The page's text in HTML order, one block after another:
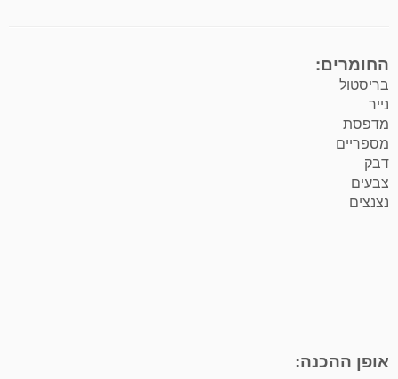
החומרים:
בריסטול
נייר
מדפסת
מספריים
דבק
צבעים
נצנצים
אופן ההכנה: